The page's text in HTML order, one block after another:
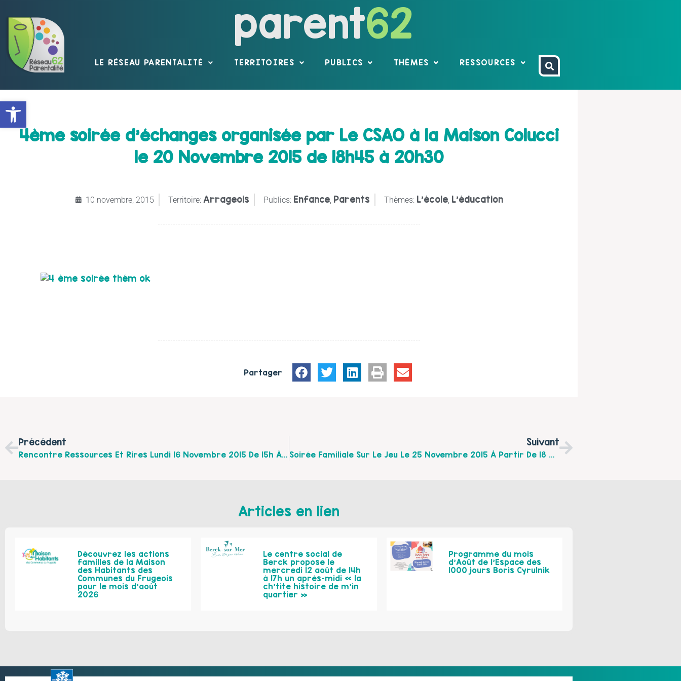
Ouvrir la barre d’outils
parent62
LE RÉSEAU PARENTALITÉ TERRITOIRES PUBLICS THÈMES RESSOURCES
4ème soirée d’échanges organisée par Le CSAO à la Maison Colucci
le 20 Novembre 2015 de 18h45 à 20h30
10 novembre, 2015 Territoire: Arrageois Publics: Enfance, Parents Thèmes: L'école, L'éducation
Partager
Précédent
Rencontre Ressources Et Rires Lundi 16 Novembre 2015 De 15h À 17h À Arras Proposée Par L’UDAF 62
Suivant
Soirée Familiale Sur Le Jeu Le 25 Novembre 2015 À Partir De 18 H Au Centre Social Chico Mendès À Beaurains
Articles en lien
Découvrez les actions
familles de la Maison
des Habitants des
Communes du Frugeois
pour le mois d’août
2026
Le centre social de
Berck propose le
mercredi 12 août de 14h
à 17h un après-midi « la
ch’tite histoire de m’in
quartier »
Programme du mois
d’Août de l’Espace des
1000 jours Boris Cyrulnik